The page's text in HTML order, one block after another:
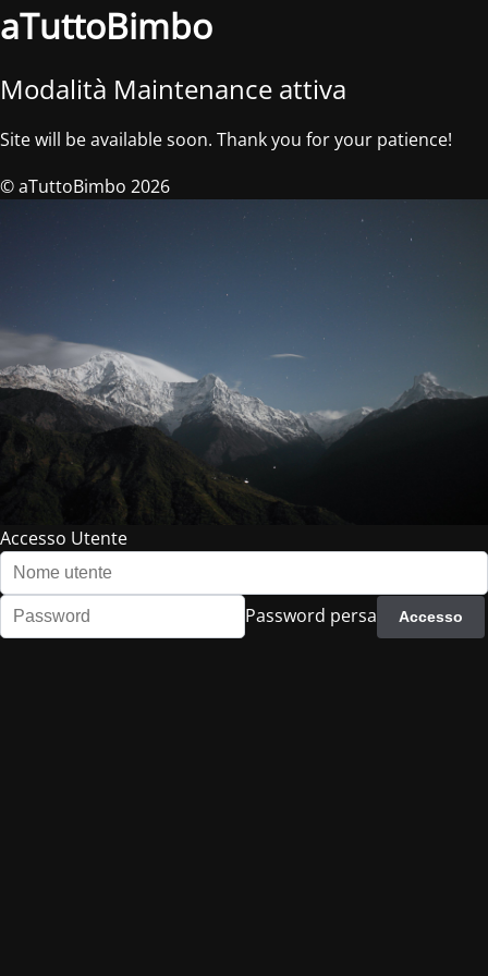
aTuttoBimbo
Modalità Maintenance attiva
Site will be available soon. Thank you for your patience!
© aTuttoBimbo 2026
Accesso Utente
Password persa